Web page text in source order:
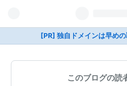
[PR] 独自ドメインは早め
このブログの読